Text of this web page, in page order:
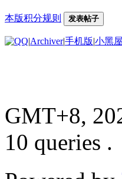
本版积分规则 发表帖子
|Archiver|手机版|小黑屋
GMT+8,
10 queries .